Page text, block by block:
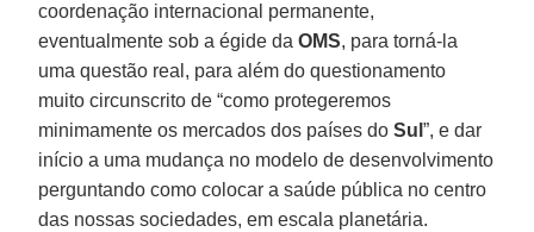
coordenação internacional permanente,
eventualmente sob a égide daOMS, para torná-la
uma questão real, para além do questionamento
muito circunscrito de “como protegeremos
minimamente os mercados dos países doSul”, e dar
início a uma mudança no modelo de desenvolvimento
perguntando como colocar a saúde pública no centro
das nossas sociedades, em escala planetária.